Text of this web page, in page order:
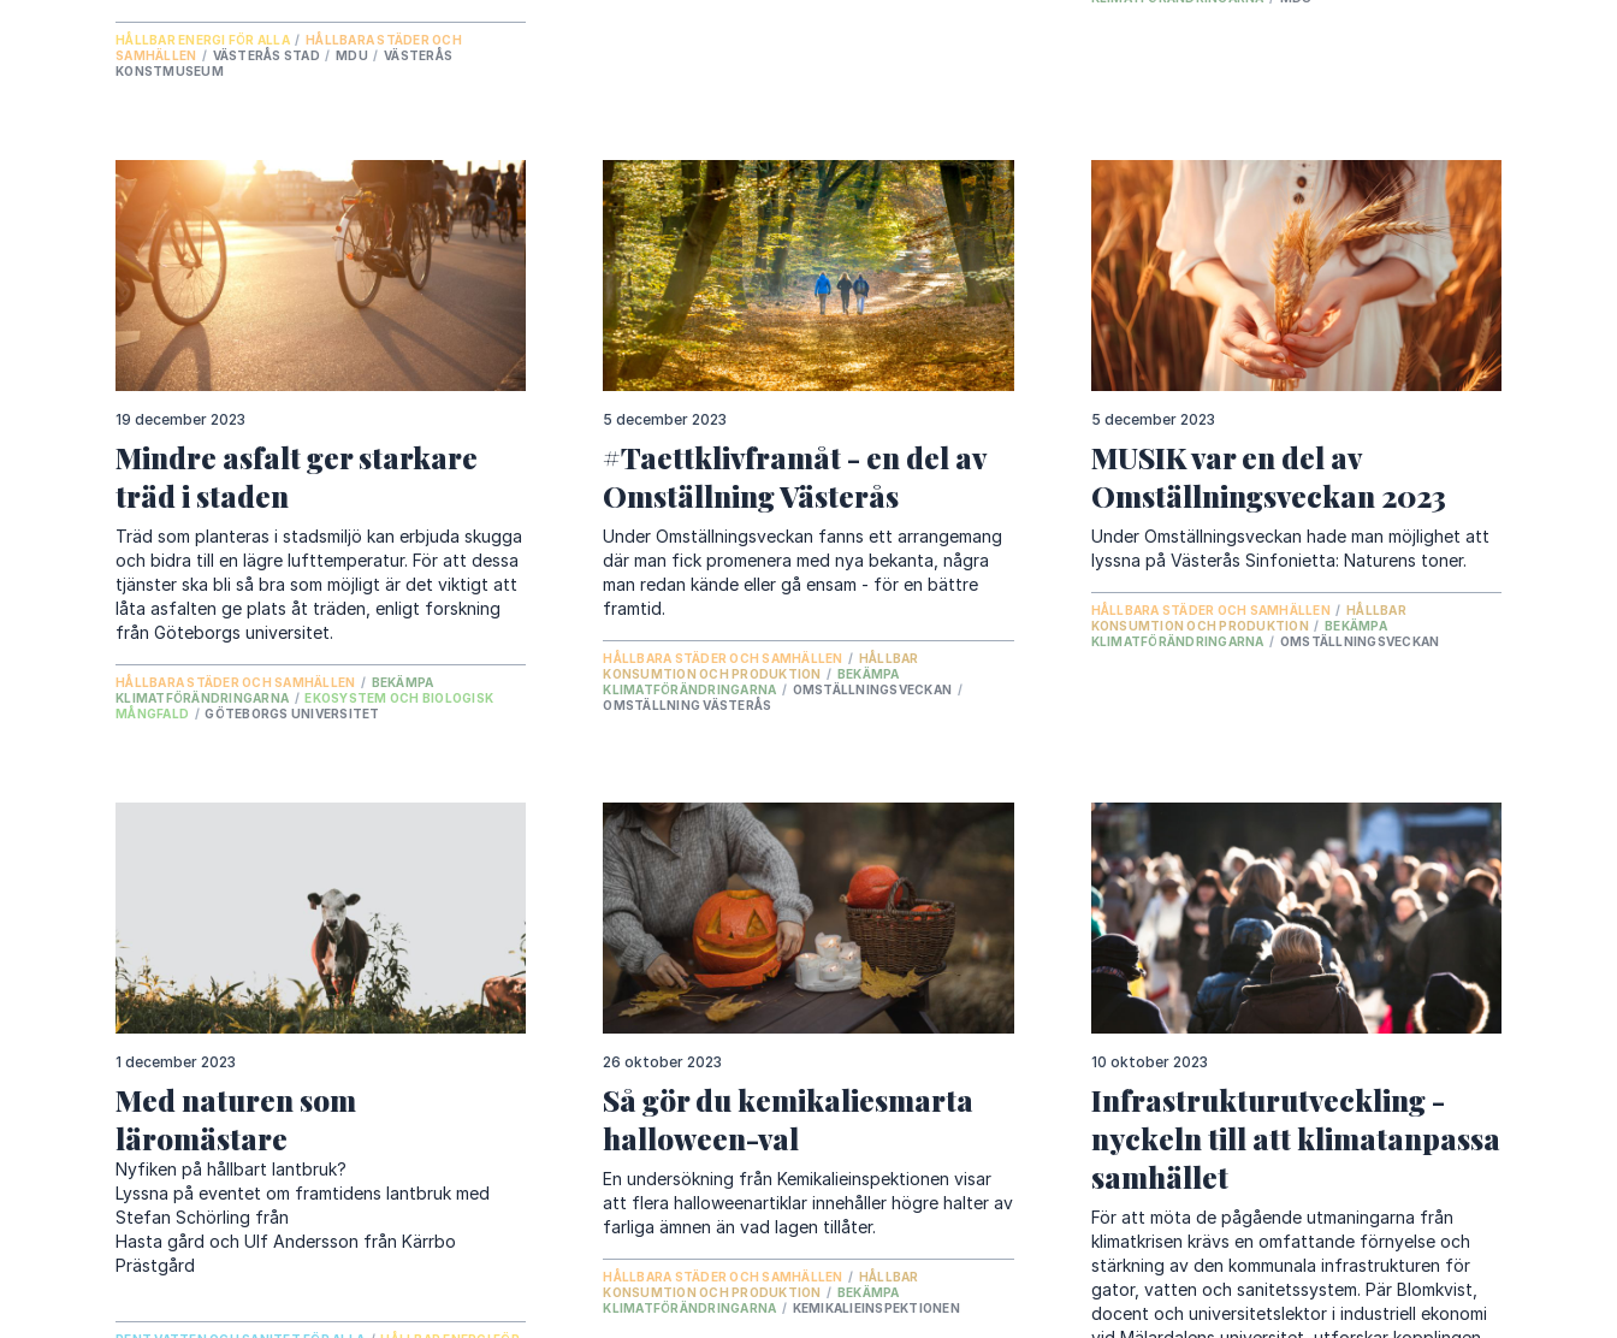
HÅLLBAR ENERGI FÖR ALLA / HÅLLBARA STÄDER OCH
SAMHÄLLEN / VÄSTERÅS STAD / MDU / VÄSTERÅS
KONSTMUSEUM
19 december 2023
Mindre asfalt ger starkare
träd i staden
Träd som planteras i stadsmiljö kan erbjuda skugga
och bidra till en lägre lufttemperatur. För att dessa
tjänster ska bli så bra som möjligt är det viktigt att
låta asfalten ge plats åt träden, enligt forskning
från Göteborgs universitet.
HÅLLBARA STÄDER OCH SAMHÄLLEN / BEKÄMPA
KLIMATFÖRÄNDRINGARNA / EKOSYSTEM OCH BIOLOGISK
MÅNGFALD / GÖTEBORGS UNIVERSITET
5 december 2023
#Taettklivframåt - en del av
Omställning Västerås
Under Omställningsveckan fanns ett arrangemang
där man fick promenera med nya bekanta, några
man redan kände eller gå ensam - för en bättre
framtid.
HÅLLBARA STÄDER OCH SAMHÄLLEN / HÅLLBAR
KONSUMTION OCH PRODUKTION / BEKÄMPA
KLIMATFÖRÄNDRINGARNA / OMSTÄLLNINGSVECKAN /
OMSTÄLLNING VÄSTERÅS
5 december 2023
MUSIK var en del av
Omställningsveckan 2023
Under Omställningsveckan hade man möjlighet att
lyssna på Västerås Sinfonietta: Naturens toner.
HÅLLBARA STÄDER OCH SAMHÄLLEN / HÅLLBAR
KONSUMTION OCH PRODUKTION / BEKÄMPA
KLIMATFÖRÄNDRINGARNA / OMSTÄLLNINGSVECKAN
1 december 2023
Med naturen som
läromästare
Nyfiken på hållbart lantbruk?
Lyssna på eventet om framtidens lantbruk med
Stefan Schörling från
Hasta gård och Ulf Andersson från Kärrbo
Prästgård
26 oktober 2023
Så gör du kemikaliesmarta
halloween-val
En undersökning från Kemikalieinspektionen visar
att flera halloweenartiklar innehåller högre halter av
farliga ämnen än vad lagen tillåter.
HÅLLBARA STÄDER OCH SAMHÄLLEN / HÅLLBAR
KONSUMTION OCH PRODUKTION / BEKÄMPA
KLIMATFÖRÄNDRINGARNA / KEMIKALIEINSPEKTIONEN
10 oktober 2023
Infrastrukturutveckling -
nyckeln till att klimatanpassa
samhället
För att möta de pågående utmaningarna från
klimatkrisen krävs en omfattande förnyelse och
stärkning av den kommunala infrastrukturen för
gator, vatten och sanitetssystem. Pär Blomkvist,
docent och universitetslektor i industriell ekonomi